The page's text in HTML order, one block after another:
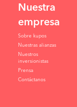
Nuestra
empresa
Sobre kupos
Nuestras alianzas
Nuestros
inversionistas
Prensa
Contáctanos